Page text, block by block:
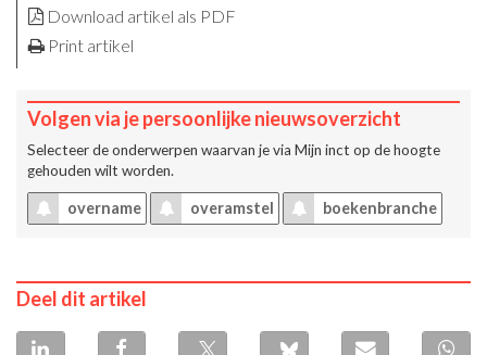
Download artikel als PDF
Print artikel
Volgen via je persoonlijke nieuwsoverzicht
Selecteer de onderwerpen waarvan je via Mijn inct op de hoogte
gehouden wilt worden.
overname overamstel boekenbranche
Deel dit artikel